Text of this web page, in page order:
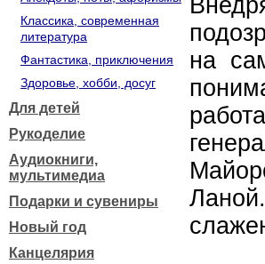
Классика, современная
литература
Фантастика, приключения
Здоровье, хобби, досуг
Для детей
Рукоделие
Аудиокниги,
мультимедиа
Подарки и сувениры
Новый год
Канцелярия
на